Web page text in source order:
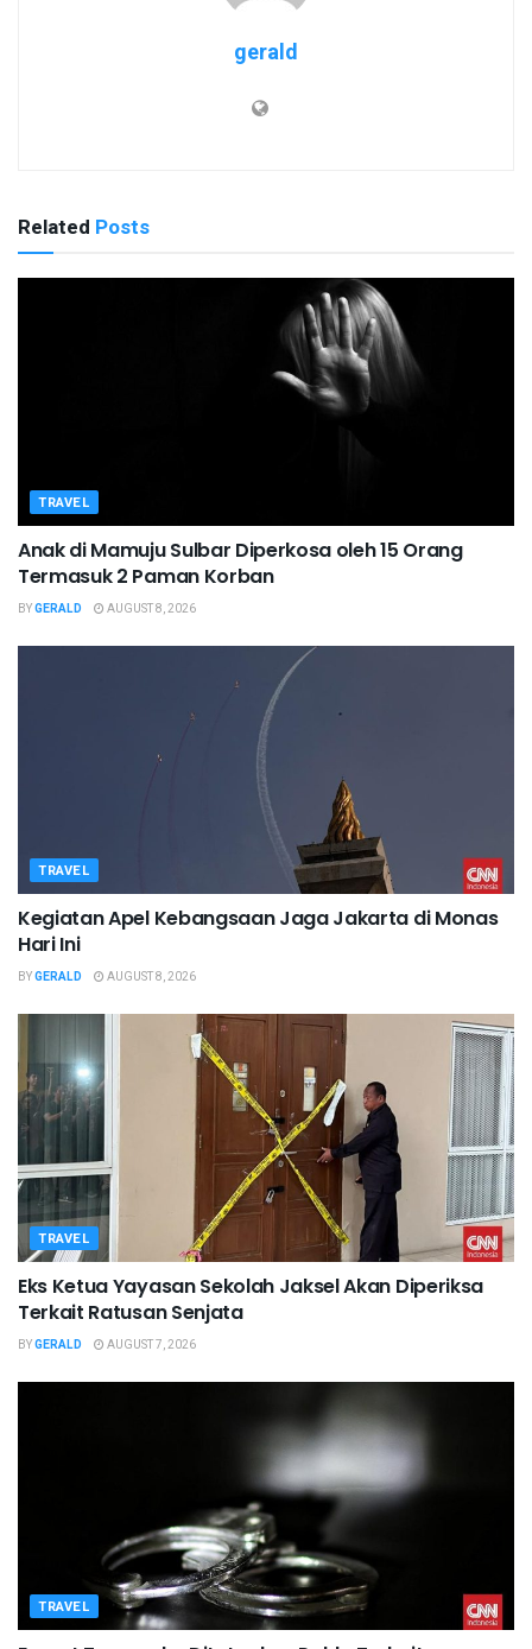
gerald
Related Posts
TRAVEL
Anak di Mamuju Sulbar Diperkosa oleh 15 Orang
Termasuk 2 Paman Korban
BYGERALD AUGUST 8, 2026
TRAVEL
Kegiatan Apel Kebangsaan Jaga Jakarta di Monas
Hari Ini
BYGERALD AUGUST 8, 2026
TRAVEL
Eks Ketua Yayasan Sekolah Jaksel Akan Diperiksa
Terkait Ratusan Senjata
BYGERALD AUGUST 7, 2026
TRAVEL